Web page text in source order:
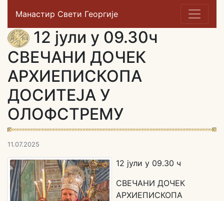
Манастир Свети Георгије
12 јули у 09.30ч
СВЕЧАНИ ДОЧЕК
АРХИЕПИСКОПА
ДОСИТЕЈА У
ОЛОФСТРЕМУ
11.07.2025
12 јули у 09.30 ч
СВЕЧАНИ ДОЧЕК
АРХИЕПИСКОПА